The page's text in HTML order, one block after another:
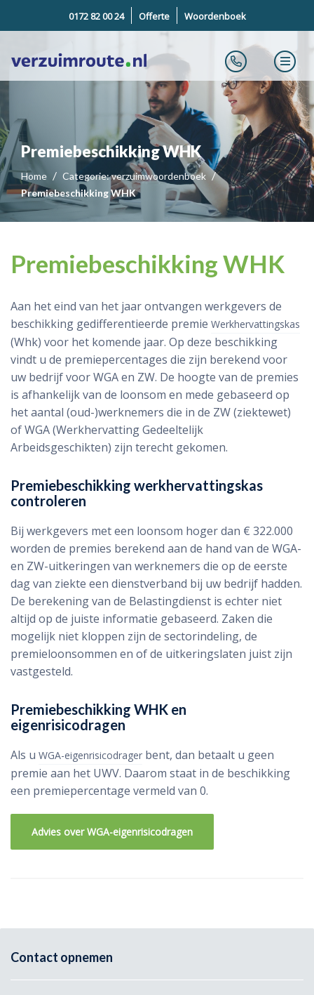
0172 82 00 24 Offerte Woordenboek
Premiebeschikking WHK
Home
Categorie: verzuimwoordenboek
Premiebeschikking WHK
Premiebeschikking WHK
Aan het eind van het jaar ontvangen werkgevers de
beschikking gedifferentieerde premie Werkhervattingskas
(Whk) voor het komende jaar. Op deze beschikking
vindt u de premiepercentages die zijn berekend voor
uw bedrijf voor WGA en ZW. De hoogte van de premies
is afhankelijk van de loonsom en mede gebaseerd op
het aantal (oud-)werknemers die in de ZW (ziektewet)
of WGA (Werkhervatting Gedeeltelijk
Arbeidsgeschikten) zijn terecht gekomen.
Premiebeschikking werkhervattingskas
controleren
Bij werkgevers met een loonsom hoger dan € 322.000
worden de premies berekend aan de hand van de WGA-
en ZW-uitkeringen van werknemers die op de eerste
dag van ziekte een dienstverband bij uw bedrijf hadden.
De berekening van de Belastingdienst is echter niet
altijd op de juiste informatie gebaseerd. Zaken die
mogelijk niet kloppen zijn de sectorindeling, de
premieloonsommen en of de uitkeringslaten juist zijn
vastgesteld.
Premiebeschikking WHK en
eigenrisicodragen
Als u WGA-eigenrisicodrager bent, dan betaalt u geen
premie aan het UWV. Daarom staat in de beschikking
een premiepercentage vermeld van 0.
Advies over WGA-eigenrisicodragen
Contact opnemen